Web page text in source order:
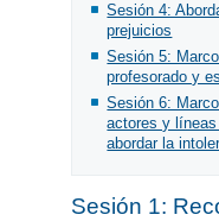
Sesión 4:
prejuicios
Sesión 5:
profesorado y
Sesión 6:
actores y
abordar la
Sesión 1: